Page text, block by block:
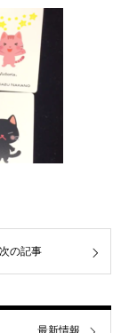
次の記事
最新情報